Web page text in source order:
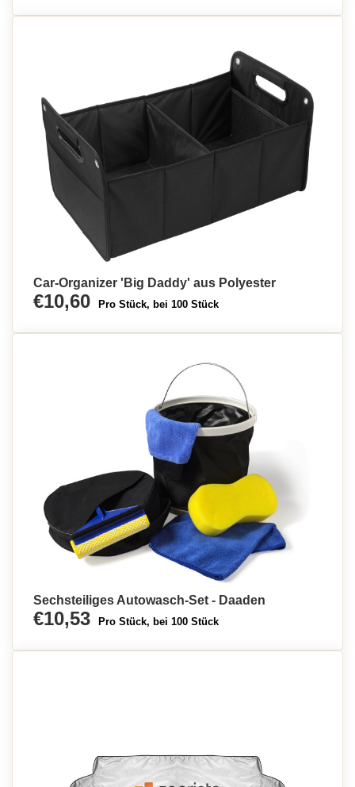
Car-Organizer 'Big Daddy' aus Polyester
€10,60 Pro Stück, bei 100 Stück
Sechsteiliges Autowasch-Set - Daaden
€10,53 Pro Stück, bei 100 Stück